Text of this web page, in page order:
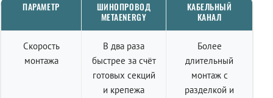
ПАРАМЕТР
ШИНОПРОВОД
METAENERGY
КАБЕЛЬНЫЙ
КАНАЛ
Скорость
монтажа
В два раза
быстрее за счёт
готовых секций
и крепежа
Более
длительный
монтаж с
разделкой и